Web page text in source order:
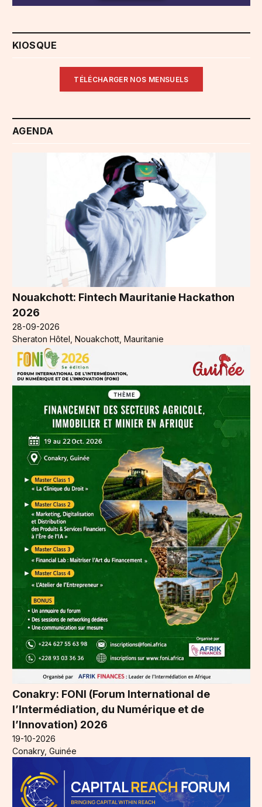
KIOSQUE
TÉLÉCHARGER NOS MENSUELS
AGENDA
Nouakchott: Fintech Mauritanie Hackathon
2026
28-09-2026
Sheraton Hôtel, Nouakchott, Mauritanie
Conakry: FONI (Forum International de
l’Intermédiation, du Numérique et de
l’Innovation) 2026
19-10-2026
Conakry, Guinée